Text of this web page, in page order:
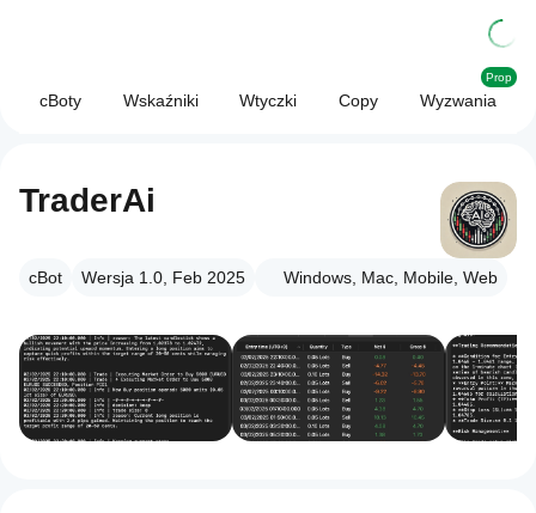
cBoty Wskaźniki Wtyczki Copy Wyzwania
Prop
TraderAi
cBot Wersja 1.0, Feb 2025 Windows, Mac, Mobile, Web